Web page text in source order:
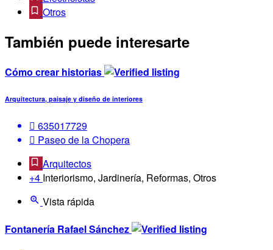
Otros
También puede interesarte
Cómo crear historias
Arquitectura, paisaje y diseño de interiores
635017729
Paseo de la Chopera
Arquitectos
+4 Interiorismo, Jardinería, Reformas, Otros
Vista rápida
Fontanería Rafael Sánchez